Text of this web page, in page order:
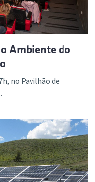
Ambiente do
no Pavilhão de